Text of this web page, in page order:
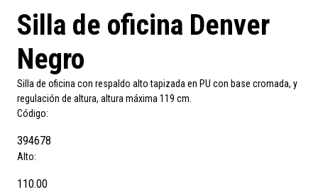
Silla de oficina Denver
Negro
Silla de oficina con respaldo alto tapizada en PU con base cromada, y
regulación de altura, altura máxima 119 cm.
Código:
394678
Alto:
110.00